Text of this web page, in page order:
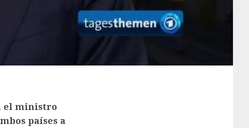
el ministro
países a